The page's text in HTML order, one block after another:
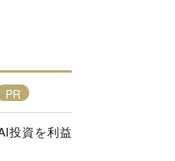
投資を利益